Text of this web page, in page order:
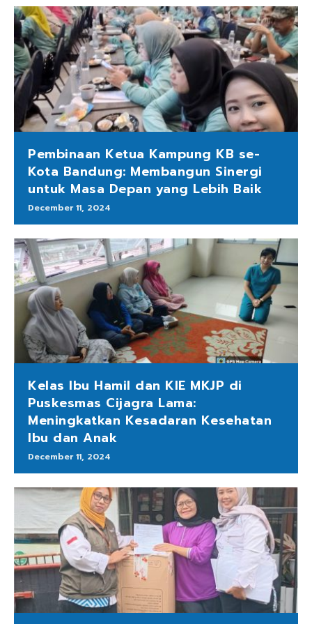
Pembinaan Ketua Kampung KB se-
Kota Bandung: Membangun Sinergi
untuk Masa Depan yang Lebih Baik
December 11, 2024
Kelas Ibu Hamil dan KIE MKJP di
Puskesmas Cijagra Lama:
Meningkatkan Kesadaran Kesehatan
Ibu dan Anak
December 11, 2024